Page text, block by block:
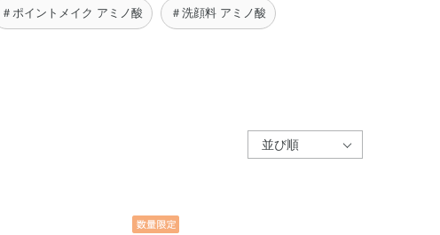
＃ポイントメイク アミノ酸 ＃洗顔料 アミノ酸